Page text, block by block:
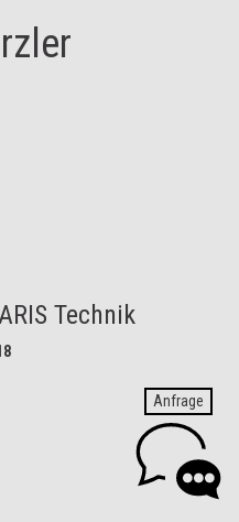
Technik
Anfrage